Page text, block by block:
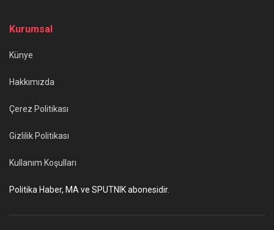
Kurumsal
Künye
Hakkımızda
Çerez Politikası
Gizlilik Politikası
Kullanım Koşulları
Politika Haber, MA ve SPUTNIK abonesidir.